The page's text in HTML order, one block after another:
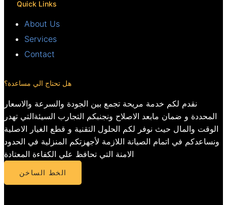
Quick Links
About Us
Services
Contact
هل تحتاج الي مساعدة؟
نقدم لكم خدمة مريحة تجمع بين الجودة والسرعة والاسعار
المحددة و ضمان مابعد الاصلاح ونجنبكم التجارب السيئةالتي تهدر
الوقت والمال حيث نوفر لكم الحلول التقنية و قطع الغيار الاصلية
ونساعدكم في اتمام الصيانة اللازمة لأجهزتكم المنزلية في الحدود
الامنة التي تحافظ علي الكفاءة المعتادة
الخط الساخن